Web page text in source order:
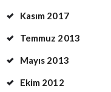
Kasım 2017
Temmuz 2013
Mayıs 2013
Ekim 2012